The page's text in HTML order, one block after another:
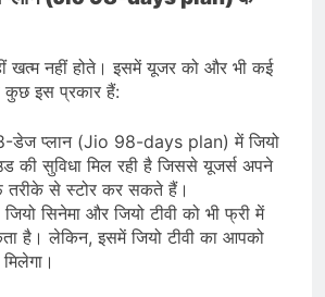
खत्म नहीं होते। इसमें यूजर को और भी कई
कुछ इस प्रकार हैं:
डेज प्लान (Jio 98-days plan) में जियो
की सुविधा मिल रही है जिससे यूजर्स अपने
तरीके से स्टोर कर सकते हैं।
सिनेमा और जियो टीवी को भी फ्री में
है। लेकिन, इसमें जियो टीवी का आपको